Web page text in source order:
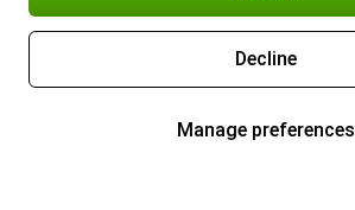
Decline
Manage preferences